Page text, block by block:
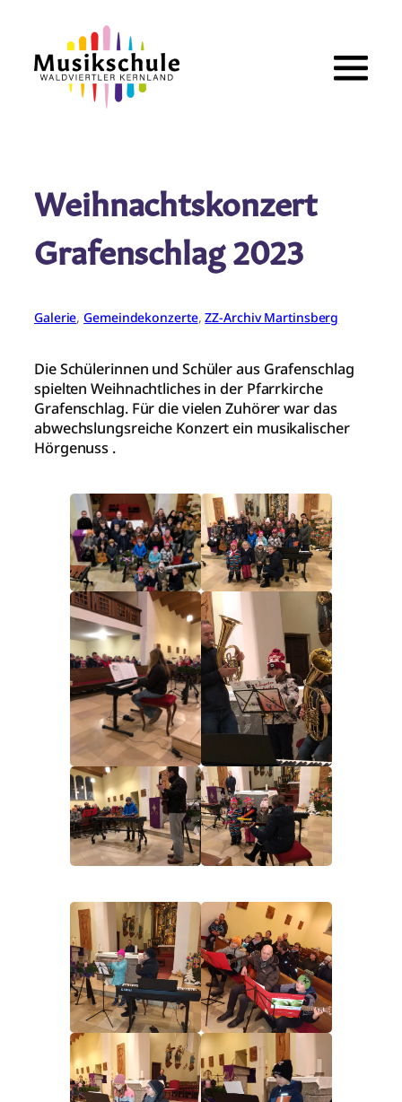
springen
Weihnachtskonzert
Grafenschlag 2023
Galerie, Gemeindekonzerte, ZZ-Archiv Martinsberg
Die Schülerinnen und Schüler aus Grafenschlag
spielten Weihnachtliches in der Pfarrkirche
Grafenschlag. Für die vielen Zuhörer war das
abwechslungsreiche Konzert ein musikalischer
Hörgenuss .